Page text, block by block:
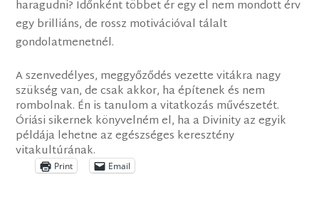
haragudni? Időnként többet ér egy el nem mondott érv
egy brilliáns, de rossz motivációval tálalt
gondolatmenetnél.
A szenvedélyes, meggyőződés vezette vitákra nagy
szükség van, de csak akkor, ha építenek és nem
rombolnak. Én is tanulom a vitatkozás művészetét.
Óriási sikernek könyvelném el, ha a Divinity az egyik
példája lehetne az egészséges keresztény
vitakultúrának.
Print Email